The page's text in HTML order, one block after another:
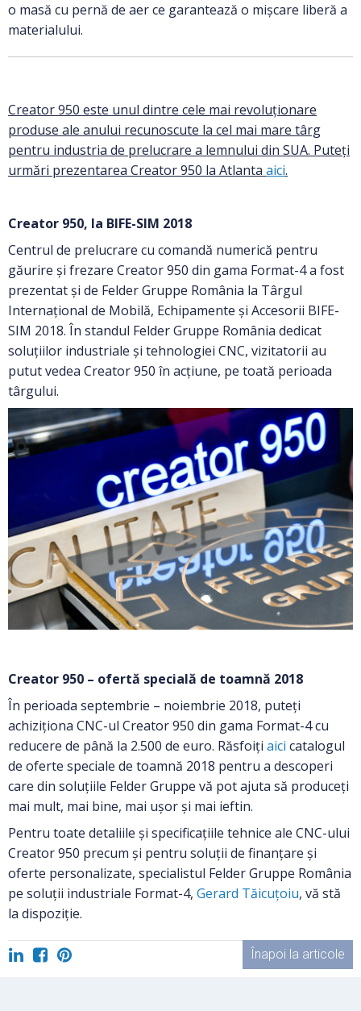
o masă cu pernă de aer ce garantează o mișcare liberă a
materialului.
Creator 950 este unul dintre cele mai revoluționare
produse ale anului recunoscute la cel mai mare târg
pentru industria de prelucrare a lemnului din SUA. Puteți
urmări prezentarea Creator 950 la Atlanta aici.
Creator 950, la BIFE-SIM 2018
Centrul de prelucrare cu comandă numerică pentru
găurire și frezare Creator 950 din gama Format-4 a fost
prezentat și de Felder Gruppe România la Târgul
Internațional de Mobilă, Echipamente și Accesorii BIFE-
SIM 2018. În standul Felder Gruppe România dedicat
soluțiilor industriale și tehnologiei CNC, vizitatorii au
putut vedea Creator 950 în acțiune, pe toată perioada
târgului.
Creator 950 – ofertă specială de toamnă 2018
În perioada septembrie – noiembrie 2018, puteți
achiziționa CNC-ul Creator 950 din gama Format-4 cu
reducere de până la 2.500 de euro. Răsfoiți aici catalogul
de oferte speciale de toamnă 2018 pentru a descoperi
care din soluțiile Felder Gruppe vă pot ajuta să produceți
mai mult, mai bine, mai ușor și mai ieftin.
Pentru toate detaliile și specificațiile tehnice ale CNC-ului
Creator 950 precum și pentru soluții de finanțare și
oferte personalizate, specialistul Felder Gruppe România
pe soluții industriale Format-4, Gerard Tăicuțoiu, vă stă
la dispoziție.
Înapoi la articole